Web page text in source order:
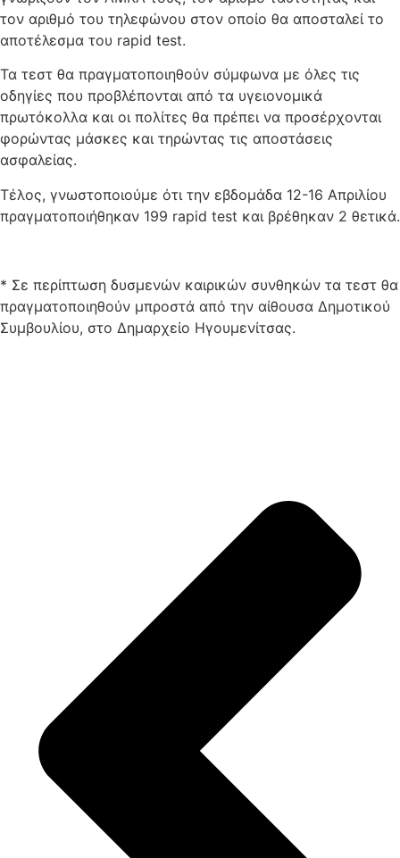
τον αριθμό του τηλεφώνου στον οποίο θα αποσταλεί το
αποτέλεσμα του rapid test.
Τα τεστ θα πραγματοποιηθούν σύμφωνα με όλες τις
οδηγίες που προβλέπονται από τα υγειονομικά
πρωτόκολλα και οι πολίτες θα πρέπει να προσέρχονται
φορώντας μάσκες και τηρώντας τις αποστάσεις
ασφαλείας.
Τέλος, γνωστοποιούμε ότι την εβδομάδα 12-16 Απριλίου
πραγματοποιήθηκαν 199 rapid test και βρέθηκαν 2 θετικά.
* Σε περίπτωση δυσμενών καιρικών συνθηκών τα τεστ θα
πραγματοποιηθούν μπροστά από την αίθουσα Δημοτικού
Συμβουλίου, στο Δημαρχείο Ηγουμενίτσας.